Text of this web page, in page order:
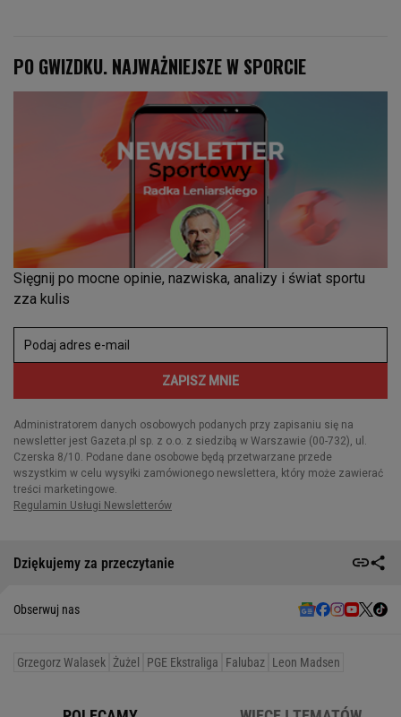
Dziękujemy za przeczytanie
Obserwuj nas
Grzegorz Walasek Żużel PGE Ekstraliga Falubaz Leon Madsen